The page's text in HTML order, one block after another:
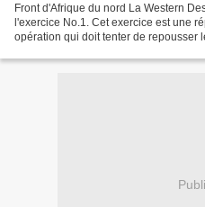
Front d'Afrique du nord La Western
l'exercice No.1. Cet exercice est une
opération qui doit tenter de repousser